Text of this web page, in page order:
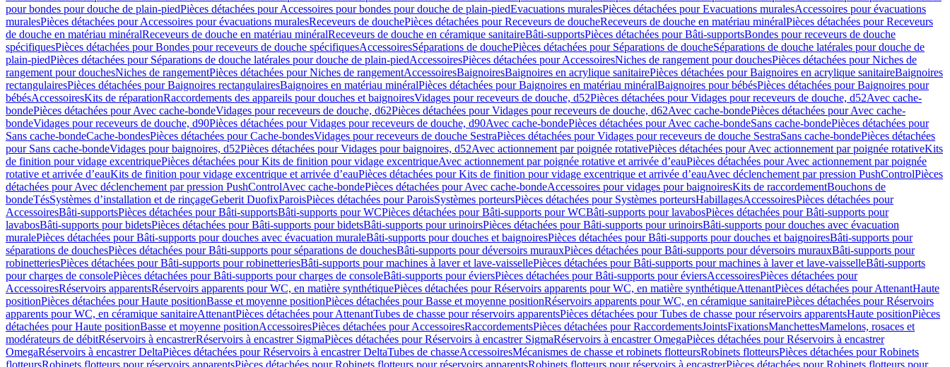
pour bondes pour douche de plain-piedPièces détachées pour Accessoires pour bondes pour douche de plain-piedEvacuations muralesPièces détachées pour Evacuations muralesAccessoires pour évacuations
muralesPièces détachées pour Accessoires pour évacuations muralesReceveurs de douchePièces détachées pour Receveurs de doucheReceveurs de douche en matériau minéralPièces détachées pour Receveurs
de douche en matériau minéralReceveurs de douche en matériau minéralReceveurs de douche en céramique sanitaireBâti-supportsPièces détachées pour Bâti-supportsBondes pour receveurs de douche
spécifiquesPièces détachées pour Bondes pour receveurs de douche spécifiquesAccessoiresSéparations de douchePièces détachées pour Séparations de doucheSéparations de douche latérales pour douche de
plain-piedPièces détachées pour Séparations de douche latérales pour douche de plain-piedAccessoiresPièces détachées pour AccessoiresNiches de rangement pour douchesPièces détachées pour Niches de
rangement pour douchesNiches de rangementPièces détachées pour Niches de rangementAccessoiresBaignoiresBaignoires en acrylique sanitairePièces détachées pour Baignoires en acrylique sanitaireBaignoires
rectangulairesPièces détachées pour Baignoires rectangulairesBaignoires en matériau minéralPièces détachées pour Baignoires en matériau minéralBaignoires pour bébésPièces détachées pour Baignoires pour
bébésAccessoiresKits de réparationRaccordements des appareils pour douches et baignoiresVidages pour receveurs de douche, d52Pièces détachées pour Vidages pour receveurs de douche, d52Avec cache-
bondePièces détachées pour Avec cache-bondeVidages pour receveurs de douche, d62Pièces détachées pour Vidages pour receveurs de douche, d62Avec cache-bondePièces détachées pour Avec cache-
bondeVidages pour receveurs de douche, d90Pièces détachées pour Vidages pour receveurs de douche, d90Avec cache-bondePièces détachées pour Avec cache-bondeSans cache-bondePièces détachées pour
Sans cache-bondeCache-bondesPièces détachées pour Cache-bondesVidages pour receveurs de douche SestraPièces détachées pour Vidages pour receveurs de douche SestraSans cache-bondePièces détachées
pour Sans cache-bondeVidages pour baignoires, d52Pièces détachées pour Vidages pour baignoires, d52Avec actionnement par poignée rotativePièces détachées pour Avec actionnement par poignée rotativeKits
de finition pour vidage excentriquePièces détachées pour Kits de finition pour vidage excentriqueAvec actionnement par poignée rotative et arrivée d’eauPièces détachées pour Avec actionnement par poignée
rotative et arrivée d’eauKits de finition pour vidage excentrique et arrivée d’eauPièces détachées pour Kits de finition pour vidage excentrique et arrivée d’eauAvec déclenchement par pression PushControlPièces
détachées pour Avec déclenchement par pression PushControlAvec cache-bondePièces détachées pour Avec cache-bondeAccessoires pour vidages pour baignoiresKits de raccordementBouchons de
bondeTésSystèmes d’installation et de rinçageGeberit DuofixParoisPièces détachées pour ParoisSystèmes porteursPièces détachées pour Systèmes porteursHabillagesAccessoiresPièces détachées pour
AccessoiresBâti-supportsPièces détachées pour Bâti-supportsBâti-supports pour WCPièces détachées pour Bâti-supports pour WCBâti-supports pour lavabosPièces détachées pour Bâti-supports pour
lavabosBâti-supports pour bidetsPièces détachées pour Bâti-supports pour bidetsBâti-supports pour urinoirsPièces détachées pour Bâti-supports pour urinoirsBâti-supports pour douches avec évacuation
muralePièces détachées pour Bâti-supports pour douches avec évacuation muraleBâti-supports pour douches et baignoiresPièces détachées pour Bâti-supports pour douches et baignoiresBâti-supports pour
séparations de douchesPièces détachées pour Bâti-supports pour séparations de douchesBâti-supports pour déversoirs murauxPièces détachées pour Bâti-supports pour déversoirs murauxBâti-supports pour
robinetteriesPièces détachées pour Bâti-supports pour robinetteriesBâti-supports pour machines à laver et lave-vaissellePièces détachées pour Bâti-supports pour machines à laver et lave-vaisselleBâti-supports
pour charges de consolePièces détachées pour Bâti-supports pour charges de consoleBâti-supports pour éviersPièces détachées pour Bâti-supports pour éviersAccessoiresPièces détachées pour
AccessoiresRéservoirs apparentsRéservoirs apparents pour WC, en matière synthétiquePièces détachées pour Réservoirs apparents pour WC, en matière synthétiqueAttenantPièces détachées pour AttenantHaute
positionPièces détachées pour Haute positionBasse et moyenne positionPièces détachées pour Basse et moyenne positionRéservoirs apparents pour WC, en céramique sanitairePièces détachées pour Réservoirs
apparents pour WC, en céramique sanitaireAttenantPièces détachées pour AttenantTubes de chasse pour réservoirs apparentsPièces détachées pour Tubes de chasse pour réservoirs apparentsHaute positionPièces
détachées pour Haute positionBasse et moyenne positionAccessoiresPièces détachées pour AccessoiresRaccordementsPièces détachées pour RaccordementsJointsFixationsManchettesMamelons, rosaces et
modérateurs de débitRéservoirs à encastrerRéservoirs à encastrer SigmaPièces détachées pour Réservoirs à encastrer SigmaRéservoirs à encastrer OmegaPièces détachées pour Réservoirs à encastrer
OmegaRéservoirs à encastrer DeltaPièces détachées pour Réservoirs à encastrer DeltaTubes de chasseAccessoiresMécanismes de chasse et robinets flotteursRobinets flotteursPièces détachées pour Robinets
flotteursRobinets flotteurs pour réservoirs apparentsPièces détachées pour Robinets flotteurs pour réservoirs apparentsRobinets flotteurs pour réservoirs à encastrerPièces détachées pour Robinets flotteurs pour